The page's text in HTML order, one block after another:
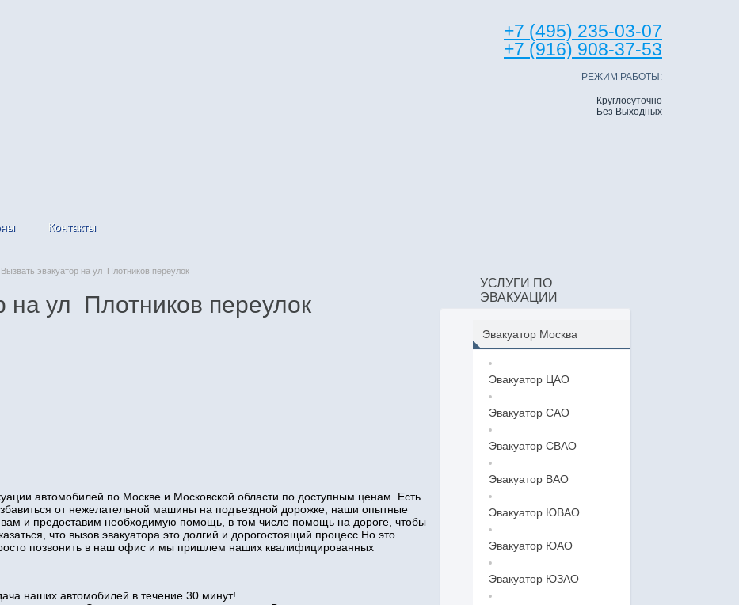
+7 (495) 235-03-07
+7 (916) 908-37-53
РЕЖИМ РАБОТЫ:
Круглосуточно
Без Выходных
Контакты
эвакуатор на ул Плотников переулок
на ул Плотников переулок
автомобилей по Москве и Московской области по доступным ценам. Есть
от нежелательной машины на подъездной дорожке, наши опытные
и предоставим необходимую помощь, в том числе помощь на дороге, чтобы
что вызов эвакуатора это долгий и дорогостоящий процесс.Но это
позвонить в наш офис и мы пришлем наших квалифицированных
наших автомобилей в течение 30 минут!
УСЛУГИ ПО
ЭВАКУАЦИИ
Эвакуатор Москва
Эвакуатор ЦАО
Эвакуатор САО
Эвакуатор СВАО
Эвакуатор ВАО
Эвакуатор ЮВАО
Эвакуатор ЮАО
Эвакуатор ЮЗАО